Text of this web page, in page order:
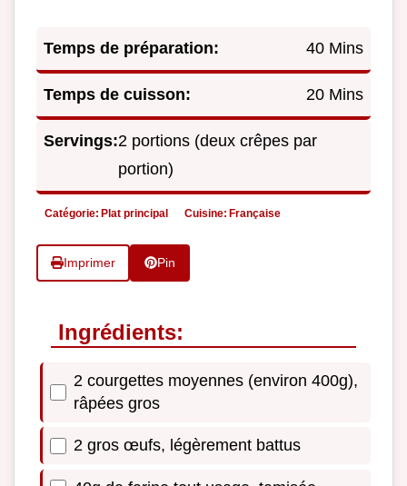
Temps de préparation: 40 Mins
Temps de cuisson: 20 Mins
Servings:2 portions (deux crêpes par
portion)
Catégorie: Plat principal Cuisine: Française
Imprimer Pin
Ingrédients:
2 courgettes moyennes (environ 400g),
râpées gros
2 gros œufs, légèrement battus